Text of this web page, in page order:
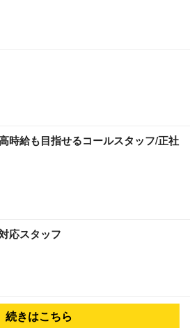
時給も目指せるコールスタッフ/正社
応スタッフ
続きはこちら